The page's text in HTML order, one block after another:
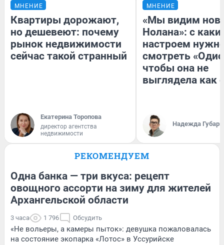
МНЕНИЕ
Квартиры дорожают,
но дешевеют: почему
рынок недвижимости
сейчас такой странный
Екатерина Торопова
директор агентства
недвижимости
МНЕНИЕ
«Мы видим
Нолана»: с
настроем
смотреть
чтобы она не
выглядела как
Надежда Губарь
РЕКОМЕНДУЕМ
Одна банка — три вкуса: рецепт
овощного ассорти на зиму для жителей
Архангельской области
3 часа 1 796 Обсудить
«Не вольеры, а камеры пыток»: девушка пожаловалась
на состояние экопарка «Лотос» в Уссурийске